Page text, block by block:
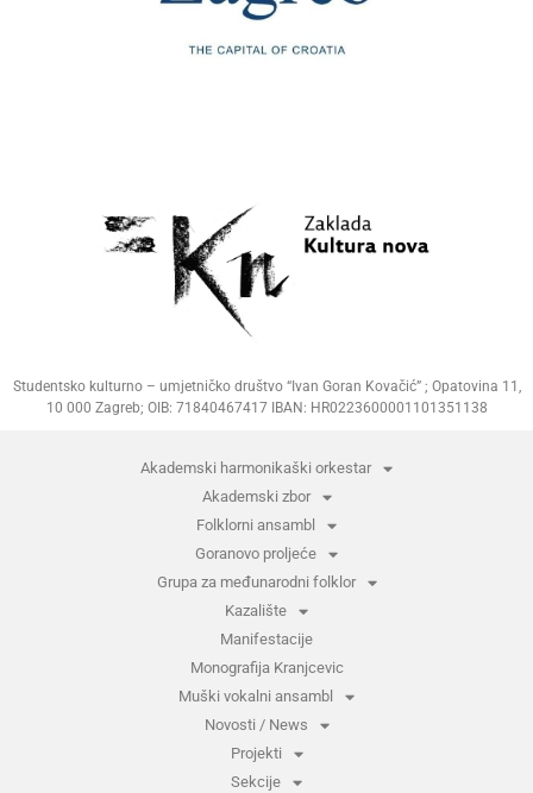
Studentsko kulturno – umjetničko društvo “Ivan Goran Kovačić” ; Opatovina 11,
10 000 Zagreb; OIB: 71840467417 IBAN: HR0223600001101351138
Akademski harmonikaški orkestar
Akademski zbor
Folklorni ansambl
Goranovo proljeće
Grupa za međunarodni folklor
Kazalište
Manifestacije
Monografija Kranjcevic
Muški vokalni ansambl
Novosti / News
Projekti
Sekcije